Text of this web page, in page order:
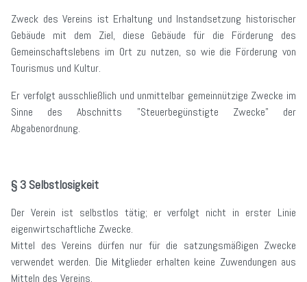
Zweck des Vereins ist Erhaltung und Instandsetzung historischer
Gebäude mit dem Ziel, diese Gebäude für die Förderung des
Gemeinschaftslebens im Ort zu nutzen, so wie die Förderung von
Tourismus und Kultur.
Er verfolgt ausschließlich und unmittelbar gemeinnützige Zwecke im
Sinne des Abschnitts "Steuerbegünstigte Zwecke" der
Abgabenordnung.
§ 3 Selbstlosigkeit
Der Verein ist selbstlos tätig; er verfolgt nicht in erster Linie
eigenwirtschaftliche Zwecke.
Mittel des Vereins dürfen nur für die satzungsmäßigen Zwecke
verwendet werden. Die Mitglieder erhalten keine Zuwendungen aus
Mitteln des Vereins.